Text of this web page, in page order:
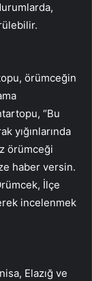
örümceğin
“Bu
yığınlarında
örümceği
haber versin.
İlçe
incelenmek
Elazığ ve